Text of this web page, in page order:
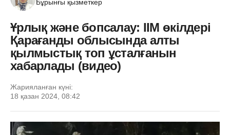
Бұрынғы қызметкер
Ұрлық және бопсалау: ІІМ өкілдері
Қарағанды облысында алты
қылмыстық топ ұсталғанын
хабарлады (видео)
Жарияланған күні:
18 қазан 2024, 08:42